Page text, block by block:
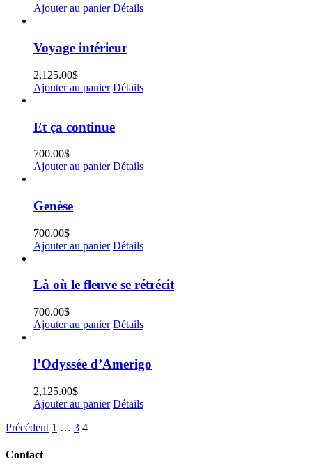
Ajouter au panier Détails
Voyage intérieur
2,125.00$
Ajouter au panier Détails
Et ça continue
700.00$
Ajouter au panier Détails
Genèse
700.00$
Ajouter au panier Détails
Là où le fleuve se rétrécit
700.00$
Ajouter au panier Détails
l’Odyssée d’Amerigo
2,125.00$
Ajouter au panier Détails
Précédent 1 … 3 4
Contact